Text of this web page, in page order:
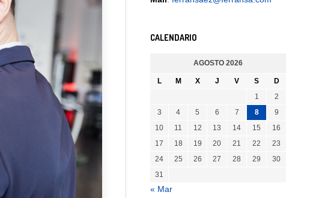
CALENDARIO
AGOSTO 2026
L M X J V S
D
1
2
3
4 5 6 7 8
9
10
11 12 13 14 15
16
17
18 19 20 21 22
23
24
25 26 27 28 29
30
31
« Mar